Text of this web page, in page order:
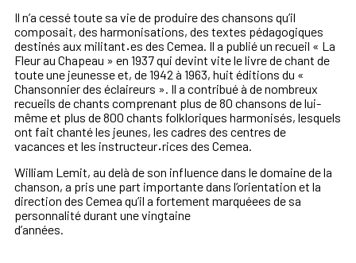
Il n’a cessé toute sa vie de produire des chansons qu’il
composait, des harmonisations, des textes pédagogiques
destinés aux militant·es des Cemea. Il a publié un recueil « La
Fleur au Chapeau » en 1937 qui devint vite le livre de chant de
toute une jeunesse et, de 1942 à 1963, huit éditions du «
Chansonnier des éclaireurs ». Il a contribué à de nombreux
recueils de chants comprenant plus de 80 chansons de lui-
même et plus de 800 chants folkloriques harmonisés, lesquels
ont fait chanté les jeunes, les cadres des centres de
vacances et les instructeur·rices des Cemea.
William Lemit, au delà de son influence dans le domaine de la
chanson, a pris une part importante dans l’orientation et la
direction des Cemea qu’il a fortement marquéees de sa
personnalité durant une vingtaine
d’années.